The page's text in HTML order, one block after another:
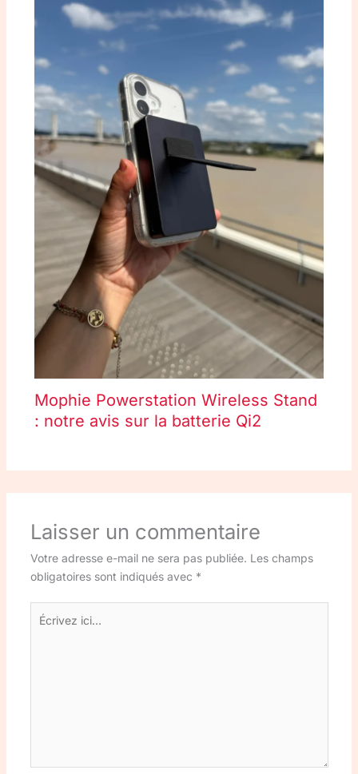
Mophie Powerstation Wireless Stand
: notre avis sur la batterie Qi2
Laisser un commentaire
Votre adresse e-mail ne sera pas publiée. Les champs
obligatoires sont indiqués avec *
Écrivez
ici…